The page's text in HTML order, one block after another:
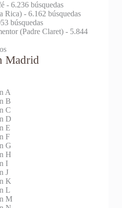
- 6.236 búsquedas
Rica)- 6.162 búsquedas
búsquedas
(Padre Claret)- 5.844
Madrid
A
B
C
D
E
F
G
H
I
J
K
L
M